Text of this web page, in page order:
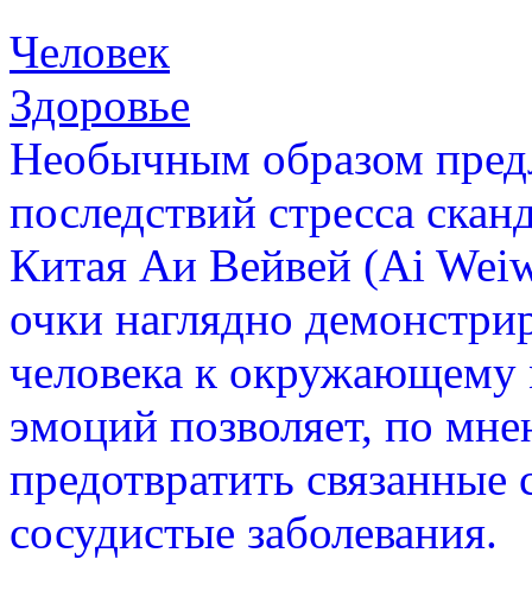
Человек
Здоровье
Необычным образом
последствий стресса
Китая Аи Вейвей (Ai
очки наглядно
человека к
эмоций позволяет, по
предотвратить связанные
сосудистые заболевания.